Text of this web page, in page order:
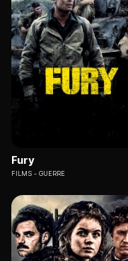
Fury
FILMS GUERRE